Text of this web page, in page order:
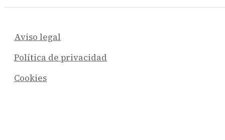
Aviso legal
Política de privacidad
Cookies